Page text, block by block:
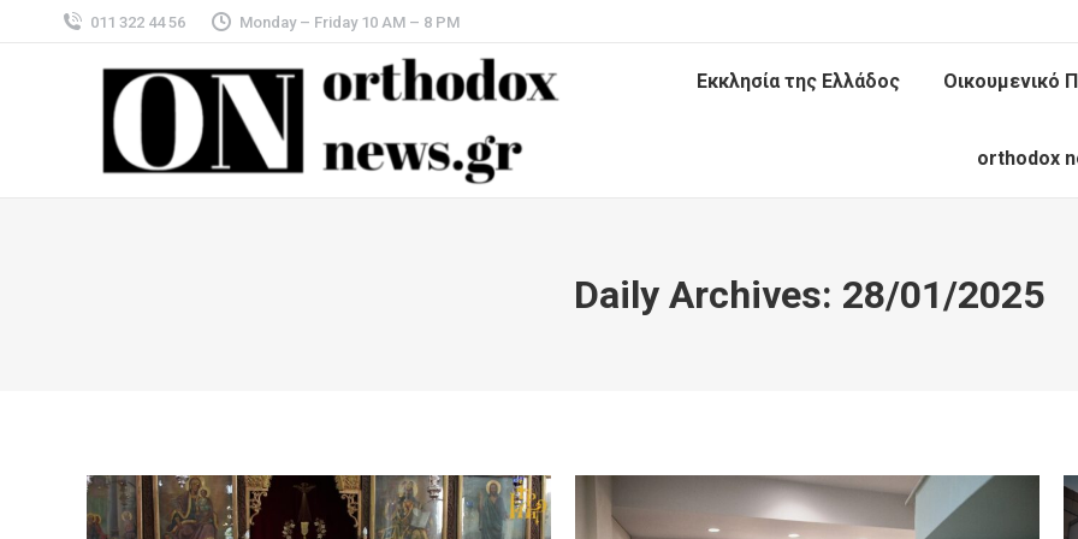
011 322 44 56 Monday – Friday 10 AM – 8 PM
Εκκλησία της Ελλάδος Οικουμενικό
orthodox
Daily Archives: 28/01/2025